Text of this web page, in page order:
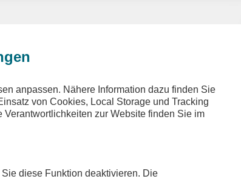
Teilen
anpassen. Nähere Information dazu finden Sie
von Cookies, Local Storage und Tracking
Verantwortlichkeiten zur Website finden Sie im
diese Funktion deaktivieren. Die